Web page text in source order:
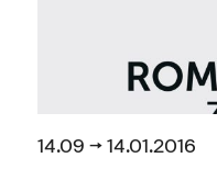
14.09 → 14.01.2016